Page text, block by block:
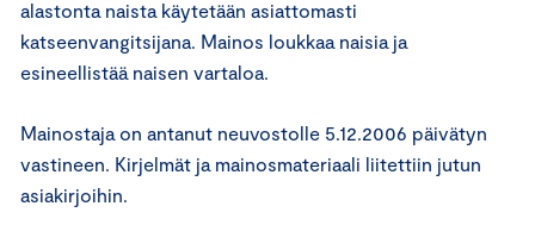
alastonta naista käytetään asiattomasti
katseenvangitsijana. Mainos loukkaa naisia ja
esineellistää naisen vartaloa.
Mainostaja on antanut neuvostolle 5.12.2006 päivätyn
vastineen. Kirjelmät ja mainosmateriaali liitettiin jutun
asiakirjoihin.